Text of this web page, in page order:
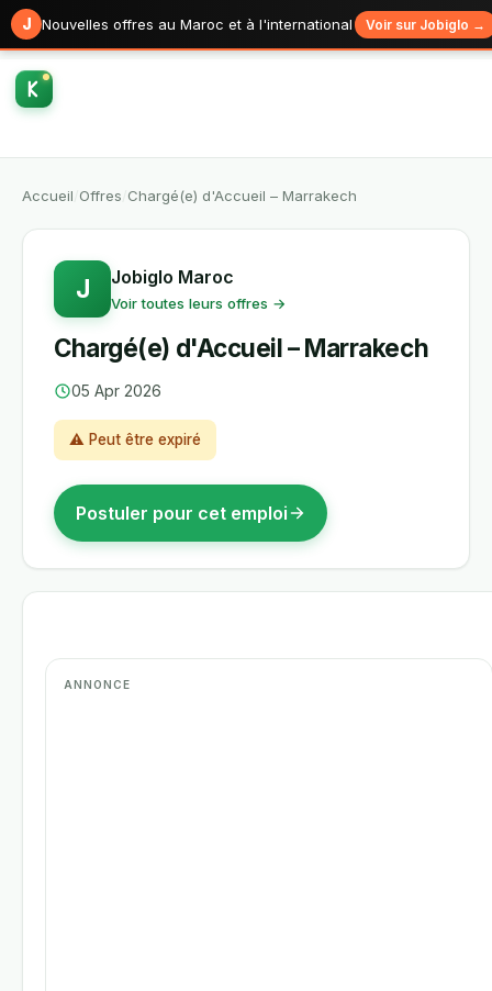
J Nouvelles offres au Maroc et à l'international Voir sur Jobiglo →
Accueil Offres Chargé(e) d'Accueil – Marrakech
J Jobiglo Maroc
Voir toutes leurs offres →
Chargé(e) d'Accueil – Marrakech
05 Apr 2026
⚠ Peut être expiré
Postuler pour cet emploi